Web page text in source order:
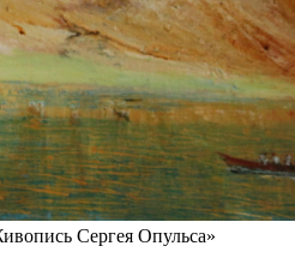
Сергея Опульса»